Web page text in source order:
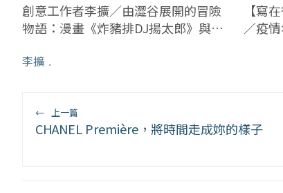
創意工作者李擴／由澀谷展開的冒險
物語：漫畫《炸豬排DJ揚太郎》與
【寫
／疫
李擴 ﹒
← 上一篇
CHANEL Première，將時間走成妳的樣子